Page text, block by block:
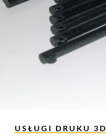
USŁUGI DRUKU 3D